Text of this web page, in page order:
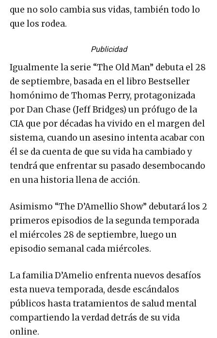
que no solo cambia sus vidas, también todo lo
que los rodea.
Publicidad
Igualmente la serie “The Old Man” debuta el 28
de septiembre, basada en el libro Bestseller
homónimo de Thomas Perry, protagonizada
por Dan Chase (Jeff Bridges) un prófugo de la
CIA que por décadas ha vivido en el margen del
sistema, cuando un asesino intenta acabar con
él se da cuenta de que su vida ha cambiado y
tendrá que enfrentar su pasado desembocando
en una historia llena de acción.
Asimismo “The D’Amellio Show” debutará los 2
primeros episodios de la segunda temporada
el miércoles 28 de septiembre, luego un
episodio semanal cada miércoles.
La familia D’Amelio enfrenta nuevos desafíos
esta nueva temporada, desde escándalos
públicos hasta tratamientos de salud mental
compartiendo la verdad detrás de su vida
online.